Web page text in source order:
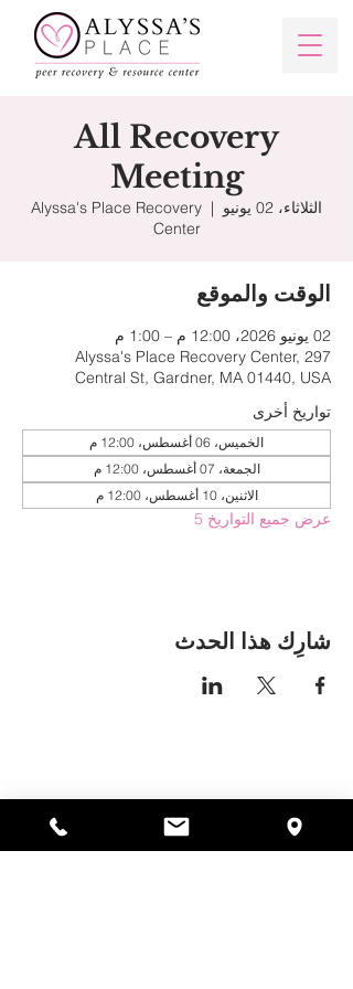
All Recovery
Meeting
الثلاثاء، 02 يونيو
  |
Alyssa's Place Recovery
Center
الوقت والموقع
02 يونيو 2026، 12:00 م – 1:00 م
Alyssa's Place Recovery Center, 297
Central St, Gardner, MA 01440, USA
تواريخ أخرى
الخميس، 06 أغسطس، 12:00 م
الجمعة، 07 أغسطس، 12:00 م
الاثنين، 10 أغسطس، 12:00 م
عرض جميع التواريخ 5
شارِك هذا الحدث
ماساتشوستس 01440
978-364-0920